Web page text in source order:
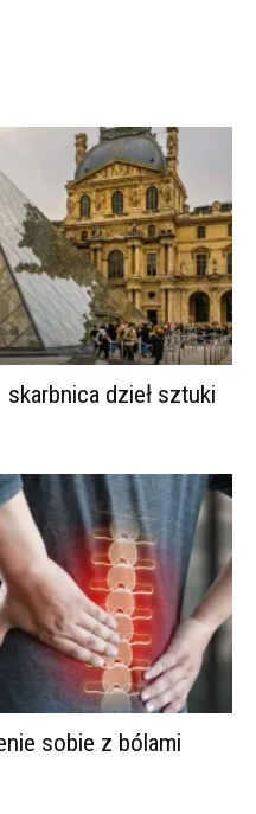
dzieł sztuki
sobie z bólami